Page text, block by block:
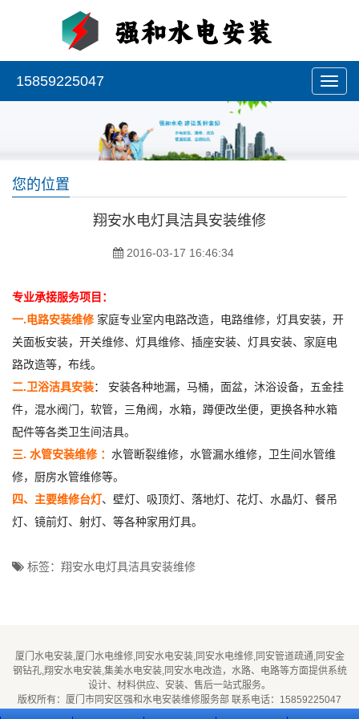
15859225047
您的位置
翔安水电灯具洁具安装维修
2016-03-17 16:46:34
专业承接服务项目：
一.电路安装维修 家庭专业室内电路改造，电路维修，灯具安装，开
关面板安装，开关维修、灯具维修、插座安装、灯具安装、家庭电
路改造等，布线。
二.卫浴洁具安装： 安装各种地漏，马桶，面盆，沐浴设备，五金挂
件，混水阀门，软管，三角阀，水箱，蹲便改坐便，更换各种水箱
配件等各类卫生间洁具。
三. 水管安装维修 ： 水管断裂维修，水管漏水维修，卫生间水管维
修，厨房水管维修等。
四、主要维修台灯、壁灯、吸顶灯、落地灯、花灯、水晶灯、餐吊
灯、镜前灯、射灯、等各种家用灯具。
标签：翔安水电灯具洁具安装维修
厦门水电安装,厦门水电维修,同安水电安装,同安水电维修,同安管道疏通,同安金
钢钻孔,翔安水电安装,集美水电安装,同安水电改造，水路、电路等方面提供系统
设计、材料供应、安装、售后一站式服务。
版权所有：厦门市同安区强和水电安装维修服务部 联系电话：15859225047